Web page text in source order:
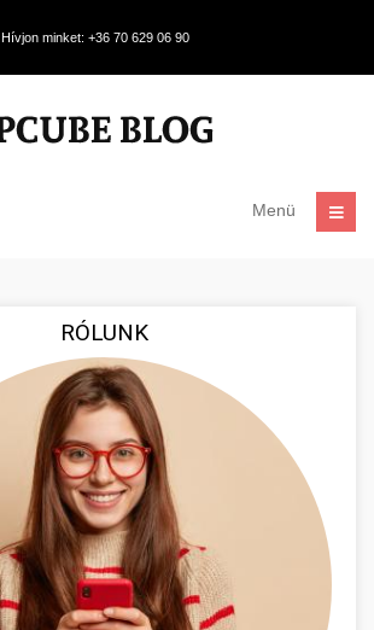
Hívjon minket: +36 70 629 06 90
Menü
RÓLUNK